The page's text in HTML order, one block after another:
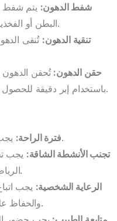
شفط الدهون: يتم شفط
البطن أو الفخذين باستخدام تقنية شفط الدهون.
تنقية الدهون: تُنقى
حقن الدهون: تُحقن الدهون
باستخدام إبر دقيقة للحصول على الشكل والحجم المطلوبين.
فترة الراحة:
يجب الراحة لبضعة أيام بعد العملية.
تجنب الأنشطة الشاقة: يجب
الرياضية لمدة تتراوح بين 2-4 أسابيع.
الرعاية الشخصية: يجب
والحفاظ على نظافة المنطقة لمنع العدوى.